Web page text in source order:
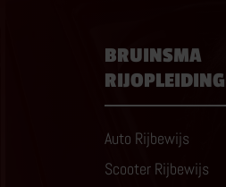
BRUINSMA
Auto Rijbewijs
Scooter Rijbewijs